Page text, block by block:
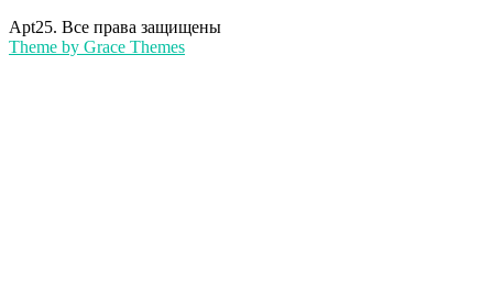
Apt25. Все права защищены
Theme by Grace Themes